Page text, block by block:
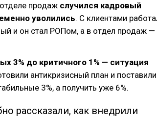
продаж случился кадровый
уволились. С клиентами
и он стал РОПом, а в отдел продаж —
3% до критичного 1% — ситуация
антикризисный план и поставили
3%, а получить уже 6%.
рассказали, как внедрили